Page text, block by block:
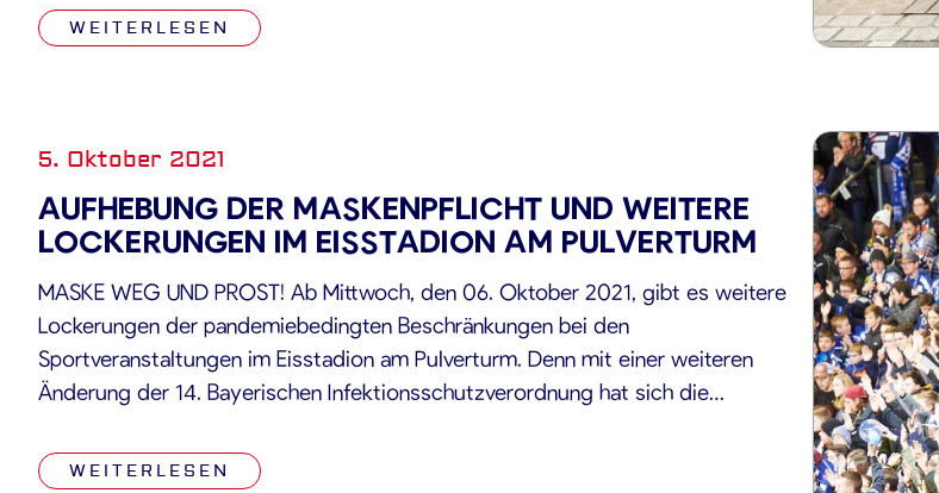
Familien. Der Erlös des Entenrennens wird für den Unterhalt des […]
WEITERLESEN
5. Oktober 2021
AUFHEBUNG DER MASKENPFLICHT UND WEITERE
LOCKERUNGEN IM EISSTADION AM PULVERTURM
MASKE WEG UND PROST! Ab Mittwoch, den 06. Oktober 2021, gibt es weitere
Lockerungen der pandemiebedingten Beschränkungen bei den
Sportveranstaltungen im Eisstadion am Pulverturm. Denn mit einer weiteren
Änderung der 14. Bayerischen Infektionsschutzverordnung hat sich die
Plus-Regel anzuwenden. Das heißt, der Zutritt zum Stadion wird […]
WEITERLESEN